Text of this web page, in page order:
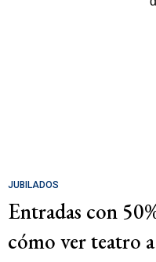
JUBILADOS
Entradas con
cómo ver teatro